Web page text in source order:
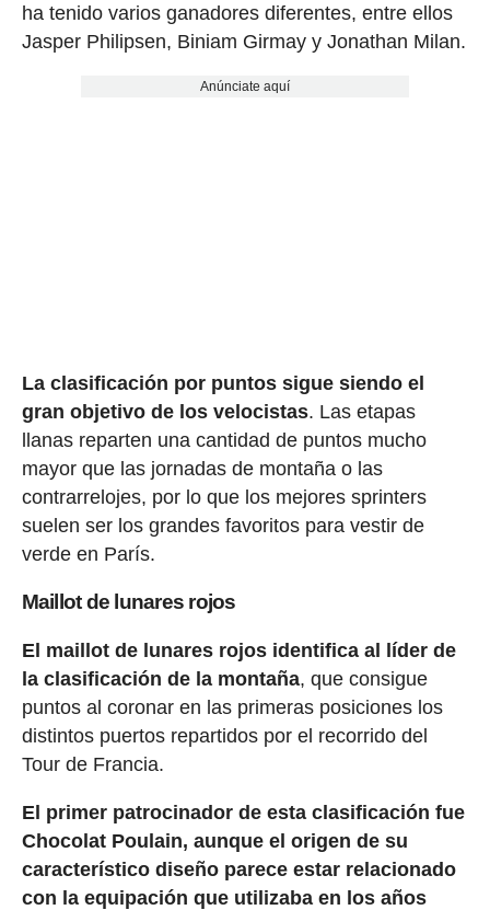
ha tenido varios ganadores diferentes, entre ellos
Jasper Philipsen, Biniam Girmay y Jonathan Milan.
Anúnciate aquí
La clasificación por puntos sigue siendo el
gran objetivo de los velocistas. Las etapas
llanas reparten una cantidad de puntos mucho
mayor que las jornadas de montaña o las
contrarrelojes, por lo que los mejores sprinters
suelen ser los grandes favoritos para vestir de
verde en París.
Maillot de lunares rojos
El maillot de lunares rojos identifica al líder de
la clasificación de la montaña, que consigue
puntos al coronar en las primeras posiciones los
distintos puertos repartidos por el recorrido del
Tour de Francia.
El primer patrocinador de esta clasificación fue
Chocolat Poulain, aunque el origen de su
característico diseño parece estar relacionado
con la equipación que utilizaba en los años